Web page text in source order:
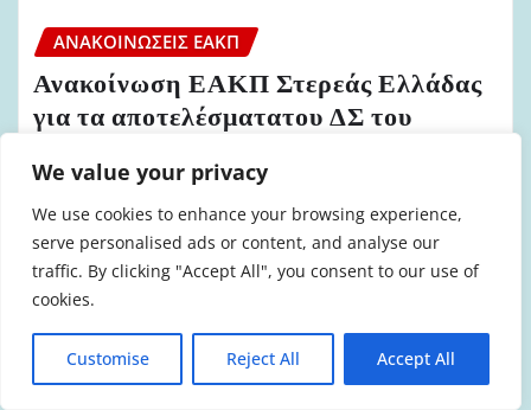
We value your privacy
We use cookies to enhance your browsing experience,
serve personalised ads or content, and analyse our
traffic. By clicking "Accept All", you consent to our use of
cookies.
Customise Reject All Accept All
ΑΝΑΚΟΙΝΏΣΕΙΣ ΕΑΚΠ
Ανακοίνωση ΕΑΚΠ Στερεάς Ελλάδας
για τα αποτελέσματατου ΔΣ του
Ανακοίνωση ΕΑΚΠ Βορείου Αιγαίου